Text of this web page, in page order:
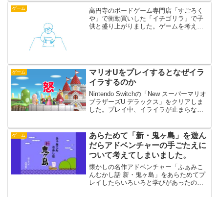
が、これがDSをしっかり...
ゲーム
高円寺のボードゲーム専門店「すごろく
や」で衝動買いした「イチゴリラ」で子
供と盛り上がりました。ゲームを考える
ゲーム
マリオUをプレイするとなぜイラ
イラするのか
Nintendo Switchの「New スーパーマリオ
ブラザーズU デラックス」をクリアしま
した。プレイ中、イライラが止まらなか
ゲーム
あらためて「新・鬼ヶ島」を遊ん
だらアドベンチャーの手ごたえに
ついて考えてしまいました。
懐かしの名作アドベンチャー「ふぁみこ
んむかし話 新・鬼ヶ島」をあらためてプ
レイしたらいろいろと学びがあったので